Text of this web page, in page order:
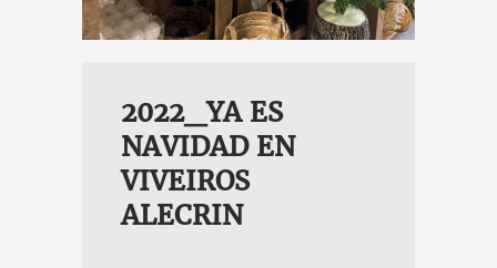
2022_YA ES
NAVIDAD EN
VIVEIROS
ALECRIN